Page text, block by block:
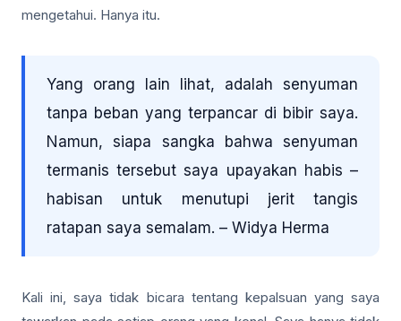
mengetahui. Hanya itu.
Yang orang lain lihat, adalah senyuman
tanpa beban yang terpancar di bibir saya.
Namun, siapa sangka bahwa senyuman
termanis tersebut saya upayakan habis –
habisan untuk menutupi jerit tangis
ratapan saya semalam. – Widya Herma
Kali ini, saya tidak bicara tentang kepalsuan yang saya